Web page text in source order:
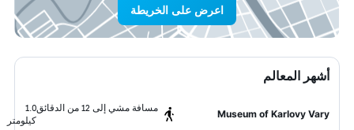
اعرض على الخريطة
أشهر المعالم
Museum of Karlovy Vary
مسافة مشي إلى 12 من الدقائق
1.0
كيلومتر